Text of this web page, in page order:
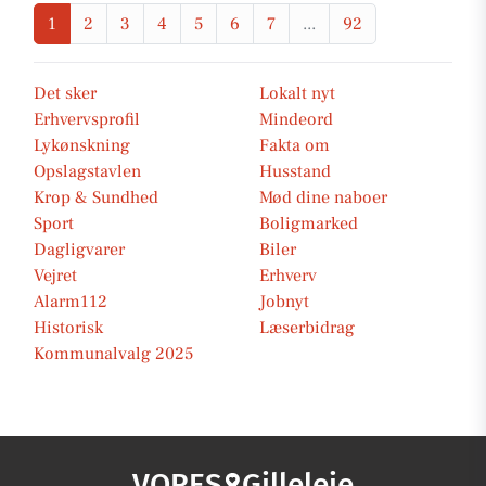
1 2 3 4 5 6 7 ... 92
Det sker
Lokalt nyt
Erhvervsprofil
Mindeord
Lykønskning
Fakta om
Opslagstavlen
Husstand
Krop & Sundhed
Mød dine naboer
Sport
Boligmarked
Dagligvarer
Biler
Vejret
Erhverv
Alarm112
Jobnyt
Historisk
Læserbidrag
Kommunalvalg 2025